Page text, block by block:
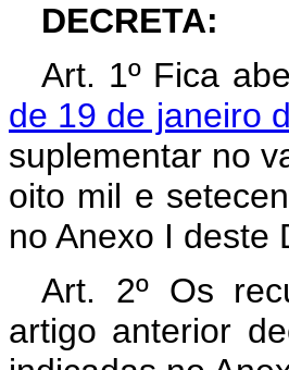
DECRETA:
Art. 1º Fica
de 19 de janeiro
suplementar no
oito mil e
no Anexo I deste
Art. 2º Os
artigo anterior